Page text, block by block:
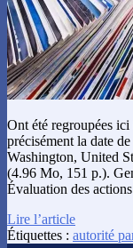
Ont été regroupées
précisément la date
Washington, United
(4.96 Mo, 151 p.).
Évaluation des
Lire l’article
Étiquettes : autorité